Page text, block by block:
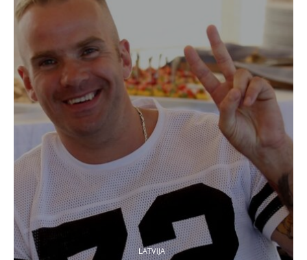
LATVIJA